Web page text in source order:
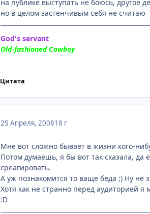
на публике выступать не боюсь, другое
но в целом застенчивым себя не считаю
God's servant
Old-fashioned Cowboy
Цитата
25 Апреля, 200818 г
Мне вот сложно бывает в жизни кого-
Потом думаешь, я бы вот так сказала, да
среагировать.
А уж познакомится то ваще беда ;) Ну не
Хотя как не странно перед аудиторией я
:D